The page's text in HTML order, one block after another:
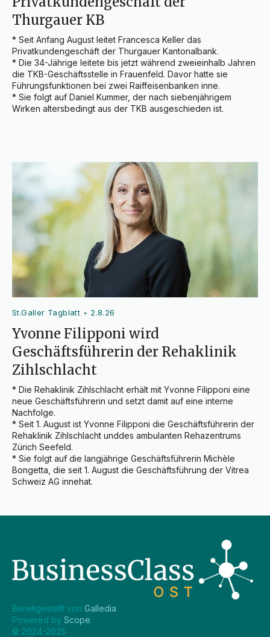
Thurgauer KB
* Seit Anfang August leitet Francesca Keller das
Privatkundengeschäft der Thurgauer Kantonalbank.
* Die 34-Jährige leitete bis jetzt während zweieinhalb Jahren
die TKB-Geschäftsstelle in Frauenfeld. Davor hatte sie
Führungsfunktionen bei zwei Raiffeisenbanken inne.
* Sie folgt auf Daniel Kummer, der nach siebenjährigem
Wirken altersbedingt aus der TKB ausgeschieden ist.
St.Galler Tagblatt • 2.8.26
Yvonne Filipponi wird
Geschäftsführerin der Rehaklinik
Zihlschlacht
* Die Rehaklinik Zihlschlacht erhält mit Yvonne Filipponi eine
neue Geschäftsführerin und setzt damit auf eine interne
Nachfolge.
* Seit 1. August ist Yvonne Filipponi die Geschäftsführerin der
Rehaklinik Zihlschlacht unddes ambulanten Rehazentrums
Zürich Seefeld.
* Sie folgt auf die langjährige Geschäftsführerin Michèle
Bongetta, die seit 1. August die Geschäftsführung der Vitrea
Schweiz AG innehat.
Bereitgestellt von Galledia.
Powered by Scope.
© 2024-2025